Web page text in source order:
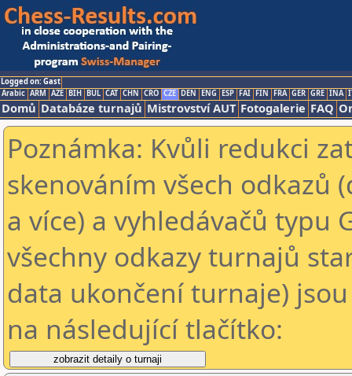
Logged on: Gast
Arabic ARM AZE BIH BUL CAT CHN CRO CZE DEN ENG ESP FAI FIN FRA GER GRE INA
Domů Databáze turnajů Mistrovství AUT Fotogalerie FAQ
Poznámka: Kvůli redukci
skenováním všech odkazů
a více) a vyhledávačů typu
všechny odkazy turnajů
data ukončení turnaje)
na následující tlačítko: